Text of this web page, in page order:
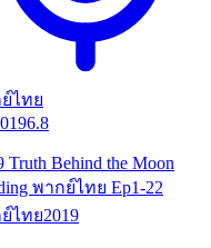
ไทย
6.8
Truth Behind the Moon
พากย์ไทย Ep1-22
ไทย2019